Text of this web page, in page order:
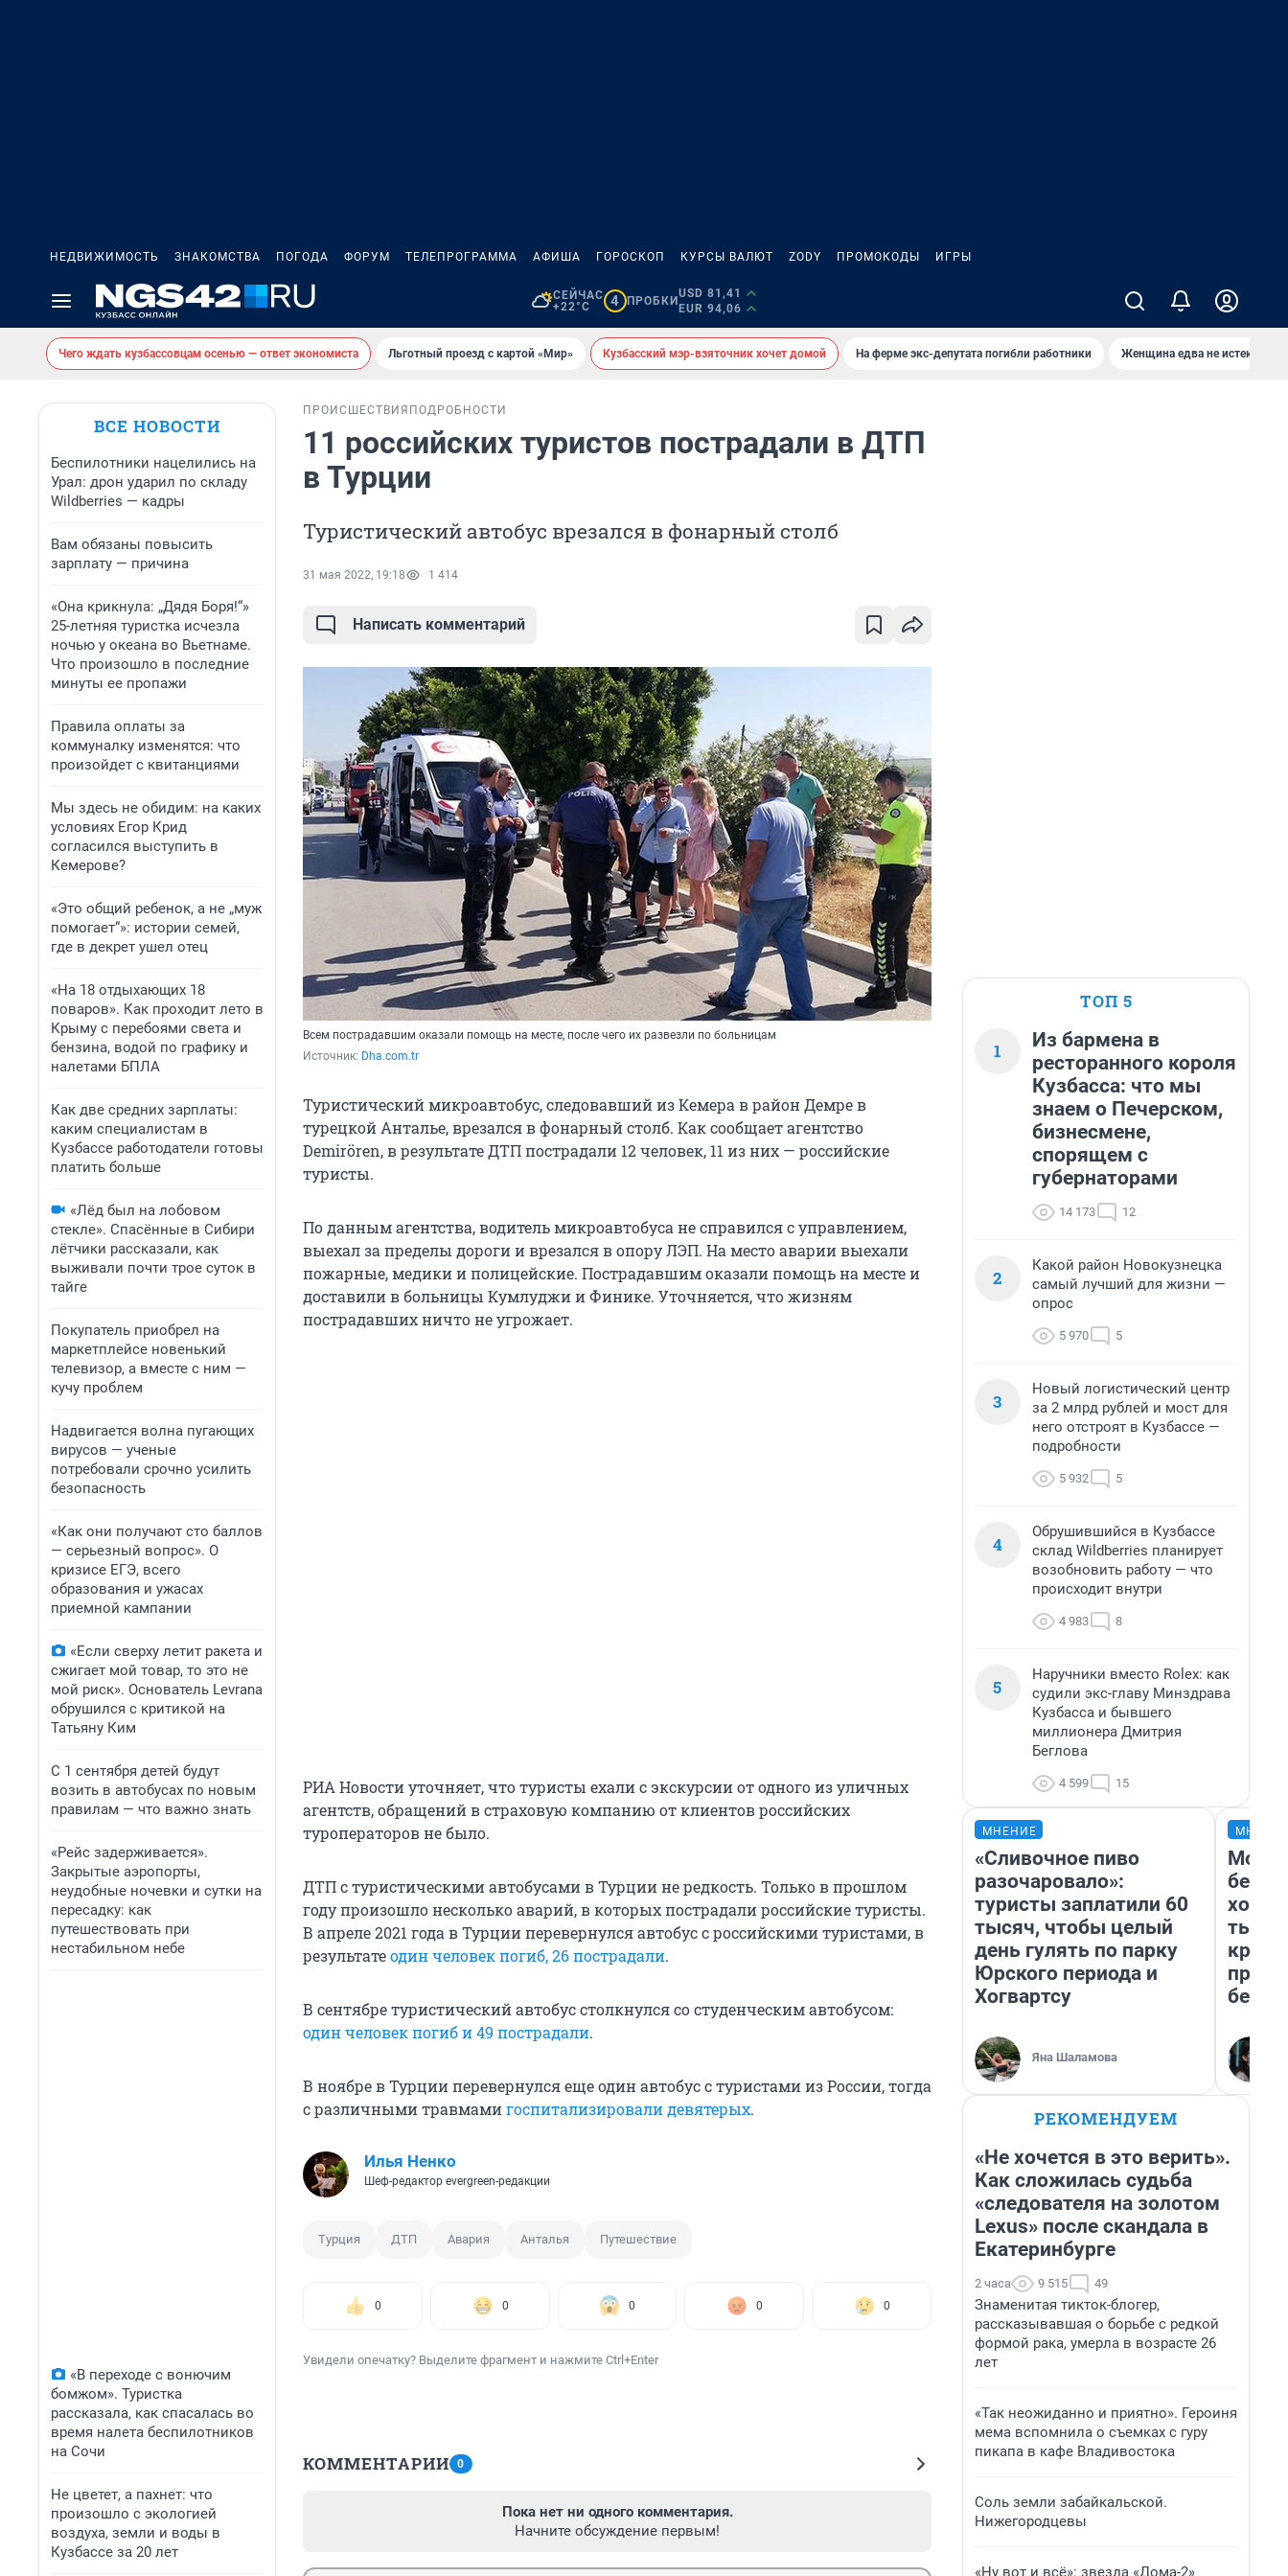
НЕДВИЖИМОСТЬ ЗНАКОМСТВА ПОГОДА ФОРУМ ТЕЛЕПРОГРАММА АФИША ГОРОСКОП КУРСЫ ВАЛЮТ ZODY ПРОМОКОДЫ ИГРЫ
СЕЙЧАС
+22°C
4 ПРОБКИ
USD 81,41
EUR 94,06
Чего ждать кузбассовцам осенью — ответ экономиста Льготный проезд с картой «Мир» Кузбасский мэр-взяточник хочет домой На ферме экс-депутата погибли работники Женщина едва не истекла
ВСЕ НОВОСТИ
Беспилотники нацелились на
Урал: дрон ударил по складу
Wildberries — кадры
Вам обязаны повысить
зарплату — причина
«Она крикнула: „Дядя Боря!“»
25-летняя туристка исчезла
ночью у океана во Вьетнаме.
Что произошло в последние
минуты ее пропажи
Правила оплаты за
коммуналку изменятся: что
произойдет с квитанциями
Мы здесь не обидим: на каких
условиях Егор Крид
согласился выступить в
Кемерове?
«Это общий ребенок, а не „муж
помогает“»: истории семей,
где в декрет ушел отец
«На 18 отдыхающих 18
поваров». Как проходит лето в
Крыму с перебоями света и
бензина, водой по графику и
налетами БПЛА
Как две средних зарплаты:
каким специалистам в
Кузбассе работодатели готовы
платить больше
«Лёд был на лобовом
стекле». Спасённые в Сибири
лётчики рассказали, как
выживали почти трое суток в
тайге
Покупатель приобрел на
маркетплейсе новенький
телевизор, а вместе с ним —
кучу проблем
Надвигается волна пугающих
вирусов — ученые
потребовали срочно усилить
безопасность
«Как они получают сто баллов
— серьезный вопрос». О
кризисе ЕГЭ, всего
образования и ужасах
приемной кампании
«Если сверху летит ракета и
сжигает мой товар, то это не
мой риск». Основатель Levrana
обрушился с критикой на
Татьяну Ким
С 1 сентября детей будут
возить в автобусах по новым
правилам — что важно знать
«Рейс задерживается».
Закрытые аэропорты,
неудобные ночевки и сутки на
пересадку: как
путешествовать при
нестабильном небе
«В переходе с вонючим
бомжом». Туристка
рассказала, как спасалась во
время налета беспилотников
на Сочи
Не цветет, а пахнет: что
произошло с экологией
воздуха, земли и воды в
Кузбассе за 20 лет
ПРОИСШЕСТВИЯ ПОДРОБНОСТИ
11 российских туристов пострадали в ДТП
в Турции
Туристический автобус врезался в фонарный столб
31 мая 2022, 19:18 1 414
Написать комментарий
Всем пострадавшим оказали помощь на месте, после чего их развезли по больницам
Источник: Dha.com.tr
Туристический микроавтобус, следовавший из Кемера в район Демре в
турецкой Анталье, врезался в фонарный столб. Как сообщает агентство
Demirören, в результате ДТП пострадали 12 человек, 11 из них — российские
туристы.
По данным агентства, водитель микроавтобуса не справился с управлением,
выехал за пределы дороги и врезался в опору ЛЭП. На место аварии выехали
пожарные, медики и полицейские. Пострадавшим оказали помощь на месте и
доставили в больницы Кумлуджи и Финике. Уточняется, что жизням
пострадавших ничто не угрожает.
РИА Новости уточняет, что туристы ехали с экскурсии от одного из уличных
агентств, обращений в страховую компанию от клиентов российских
туроператоров не было.
ДТП с туристическими автобусами в Турции не редкость. Только в прошлом
году произошло несколько аварий, в которых пострадали российские туристы.
В апреле 2021 года в Турции перевернулся автобус с российскими туристами, в
результатеодин человек погиб, 26 пострадали.
В сентябре туристический автобус столкнулся со студенческим автобусом:
один человек погиб и 49 пострадали.
В ноябре в Турции перевернулся еще один автобус с туристами из России, тогда
с различными травмамигоспитализировали девятерых.
Илья Ненко
Шеф-редактор evergreen-редакции
Турция ДТП Авария Анталья Путешествие
0 0 0 0 0
Увидели опечатку? Выделите фрагмент и нажмите Ctrl+Enter
КОММЕНТАРИИ 0
Пока нет ни одного комментария.
Начните обсуждение первым!
ТОП 5
1
Из бармена в
ресторанного короля
Кузбасса: что мы
знаем о Печерском,
бизнесмене,
спорящем с
губернаторами
14 173 12
2
Какой район Новокузнецка
самый лучший для жизни —
опрос
5 970 5
3
Новый логистический центр
за 2 млрд рублей и мост для
него отстроят в Кузбассе —
подробности
5 932 5
4
Обрушившийся в Кузбассе
склад Wildberries планирует
возобновить работу — что
происходит внутри
4 983 8
5
Наручники вместо Rolex: как
судили экс-главу Минздрава
Кузбасса и бывшего
миллионера Дмитрия
Беглова
4 599 15
МНЕНИЕ
«Сливочное пиво
разочаровало»:
туристы заплатили 60
тысяч, чтобы целый
день гулять по парку
Юрского периода и
Хогвартсу
Яна Шаламова
Мой
РЕКОМЕНДУЕМ
«Не хочется в это верить».
Как сложилась судьба
«следователя на золотом
Lexus» после скандала в
Екатеринбурге
2 часа 9 515 49
Знаменитая тикток-блогер,
рассказывавшая о борьбе с редкой
формой рака, умерла в возрасте 26
лет
«Так неожиданно и приятно». Героиня
мема вспомнила о съемках с гуру
пикапа в кафе Владивостока
Соль земли забайкальской.
Нижегородцевы
«Ну вот и всё»: звезда «Дома-2»